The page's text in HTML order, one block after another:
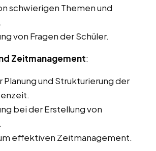
schwierigen Themen und
von Fragen der Schüler.
Zeitmanagement:
Planung und Strukturierung der
bei der Erstellung von
effektiven Zeitmanagement.